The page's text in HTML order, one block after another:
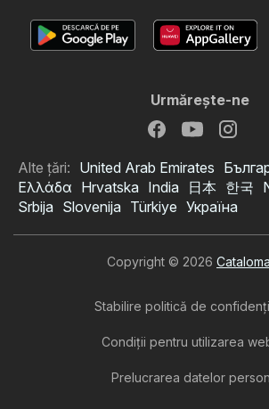
Catalog Profi
Urmăreşte-ne
Alte țări: United Arab Emirates
Ελλάδα Hrvatska India 日本 한국
Srbija Slovenija Türkiye Україна
Copyright © 2026
Stabilire politică de
Condiţii pentru utilizarea
Prelucrarea datelor